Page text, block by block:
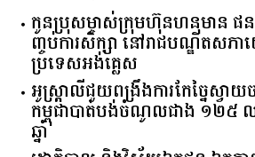
កូនប្រុសម្ចាស់ក្រុមហ៊ុនហនុមាន
ញ្ចប់ការសិក្សា នៅរាជបណ្ឌិតសភា
ប្រទេសអង់គ្លេស
អូស្ត្រាលី​ជួយ​ពង្រឹង​ការ​កែច្នៃ​ស្វា
កម្ពុជា​បាត់បង់​ចំណូល​ជាង​ ​១២៥​ ​ល
ឆ្នាំ​